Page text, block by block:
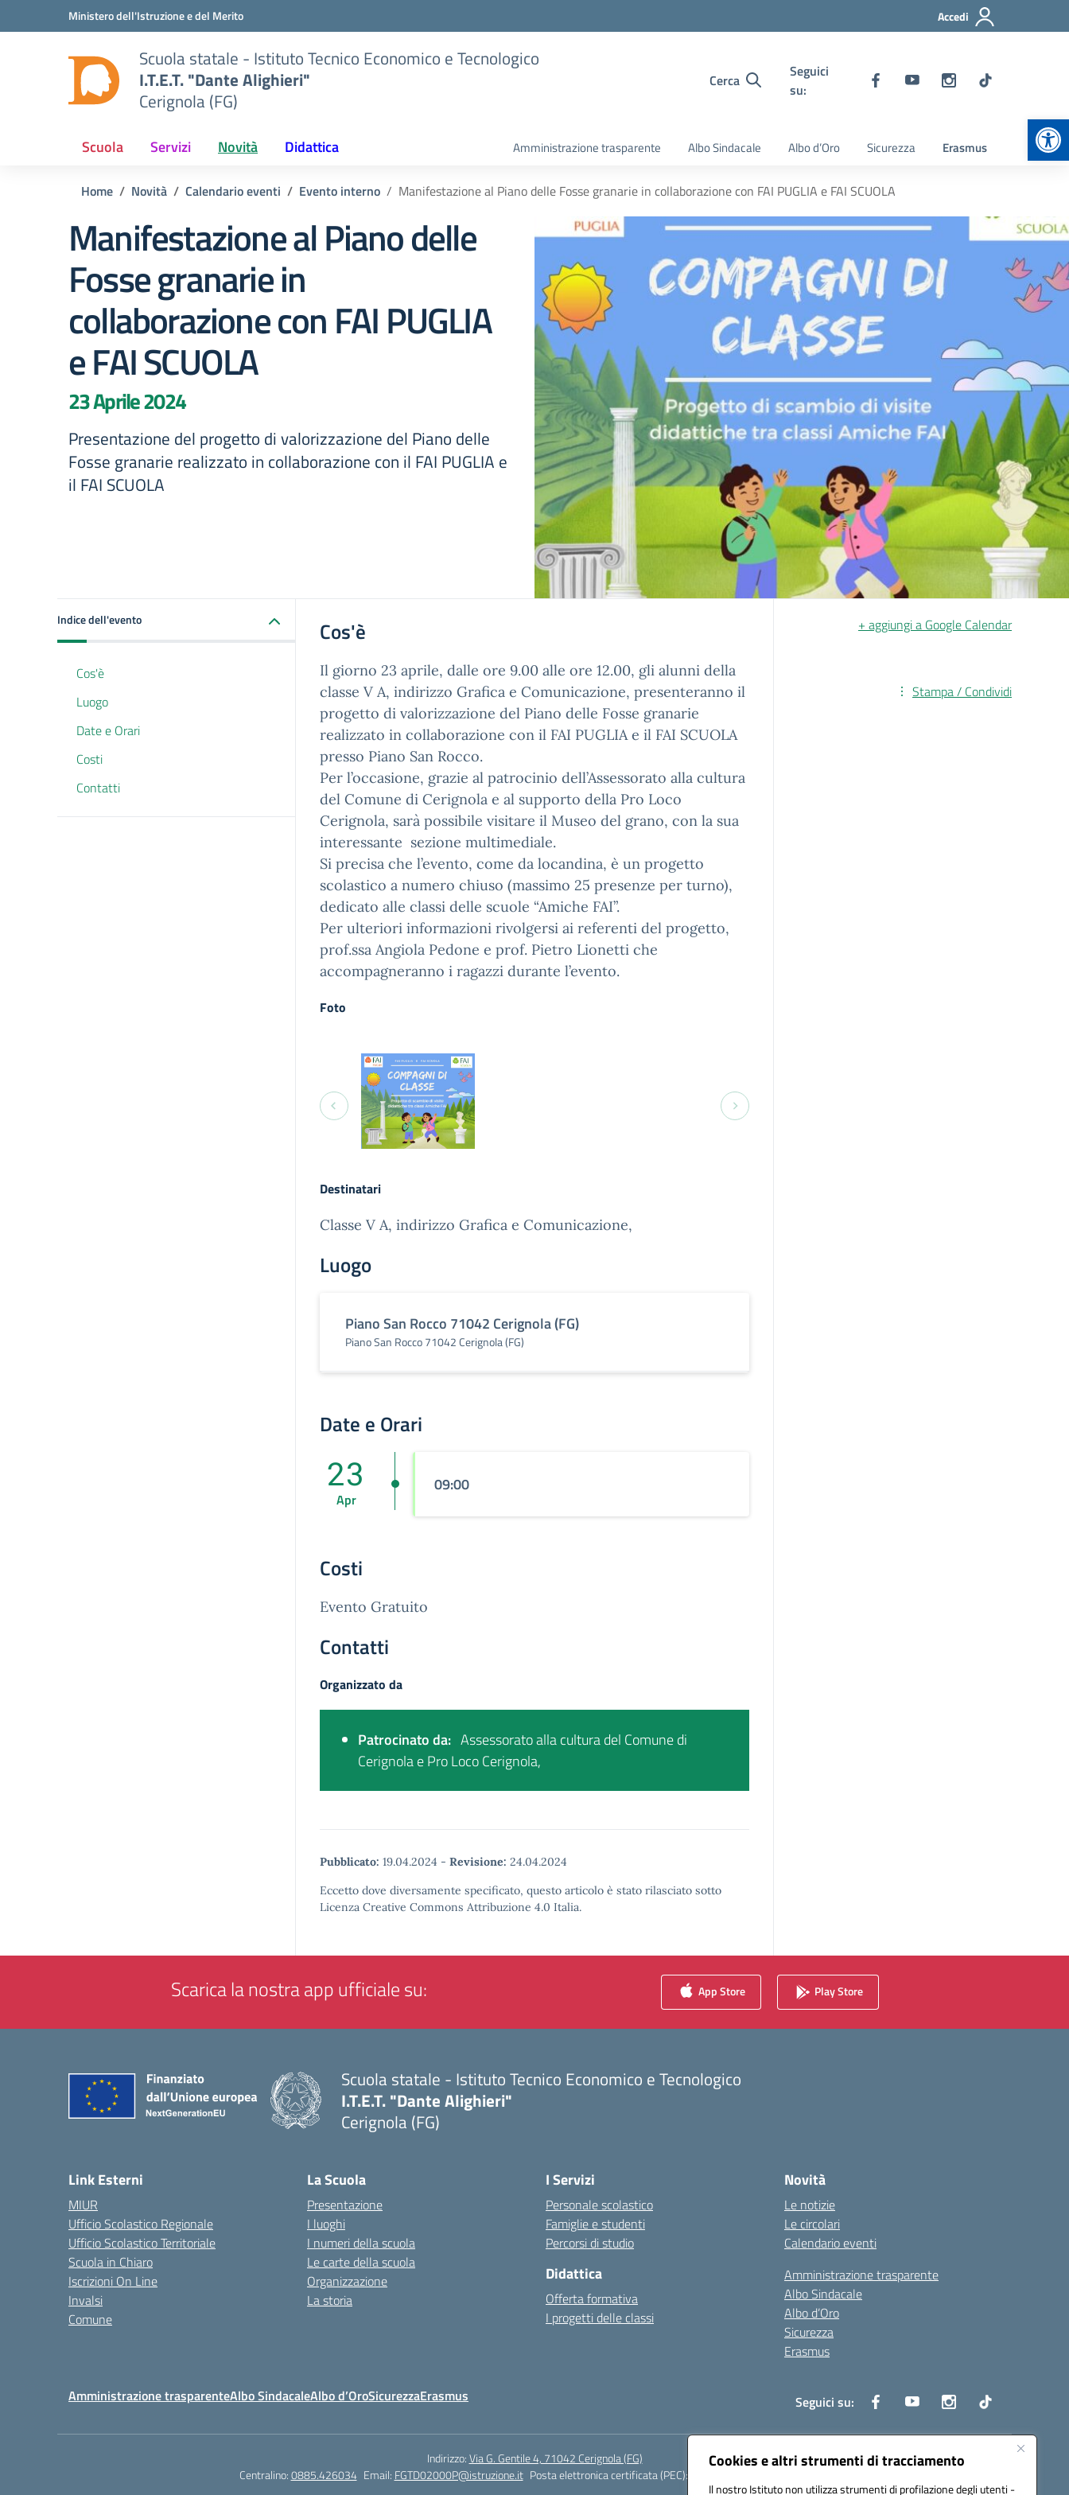
Cookies e altri strumenti di tracciamento
Il nostro Istituto non utilizza strumenti di profilazione degli utenti -
Vai ai contenuti
Vai al menu di navigazioneMinistero dell'Istruzione e del Merito Accedi
Scuola statale - Istituto Tecnico Economico e Tecnologico
I.T.E.T. "Dante Alighieri"
Cerignola (FG)
Cerca
Seguici
su:
Scuola Servizi Novità Didattica Amministrazione trasparente Albo Sindacale Albo d’Oro Sicurezza Erasmus
Home Novità Calendario eventi Evento interno Manifestazione al Piano delle Fosse granarie in collaborazione con FAI PUGLIA e FAI SCUOLA
Manifestazione al Piano delle
Fosse granarie in
collaborazione con FAI PUGLIA
e FAI SCUOLA
23 Aprile 2024
Presentazione del progetto di valorizzazione del Piano delle
Fosse granarie realizzato in collaborazione con il FAI PUGLIA e
il FAI SCUOLA
Indice dell'evento
Cos'è
Luogo
Date e Orari
Costi
Contatti
Cos'è
Il giorno 23 aprile, dalle ore 9.00 alle ore 12.00, gli alunni della
classe V A, indirizzo Grafica e Comunicazione, presenteranno il
progetto di valorizzazione del Piano delle Fosse granarie
realizzato in collaborazione con il FAI PUGLIA e il FAI SCUOLA
presso Piano San Rocco.
Per l’occasione, grazie al patrocinio dell’Assessorato alla cultura
del Comune di Cerignola e al supporto della Pro Loco
Cerignola, sarà possibile visitare il Museo del grano, con la sua
interessante sezione multimediale.
Si precisa che l’evento, come da locandina, è un progetto
scolastico a numero chiuso (massimo 25 presenze per turno),
dedicato alle classi delle scuole “Amiche FAI”.
Per ulteriori informazioni rivolgersi ai referenti del progetto,
prof.ssa Angiola Pedone e prof. Pietro Lionetti che
accompagneranno i ragazzi durante l’evento.
Foto
Destinatari
Classe V A, indirizzo Grafica e Comunicazione,
Luogo
Piano San Rocco 71042 Cerignola (FG)
Piano San Rocco 71042 Cerignola (FG)
Date e Orari
23
Apr
09:00
Costi
Evento Gratuito
Contatti
Organizzato da
Patrocinato da: Assessorato alla cultura del Comune di
Cerignola e Pro Loco Cerignola,
Pubblicato: 19.04.2024 - Revisione: 24.04.2024
Eccetto dove diversamente specificato, questo articolo è stato rilasciato sotto
Licenza Creative Commons Attribuzione 4.0 Italia.
+ aggiungi a Google Calendar
Stampa / Condividi
Scarica la nostra app ufficiale su: App Store Play Store
Scuola statale - Istituto Tecnico Economico e Tecnologico
I.T.E.T. "Dante Alighieri"
Cerignola (FG)
Link Esterni
MIUR
Ufficio Scolastico Regionale
Ufficio Scolastico Territoriale
Scuola in Chiaro
Iscrizioni On Line
Invalsi
Comune
La Scuola
Presentazione
I luoghi
I numeri della scuola
Le carte della scuola
Organizzazione
La storia
I Servizi
Personale scolastico
Famiglie e studenti
Percorsi di studio
Didattica
Offerta formativa
I progetti delle classi
Novità
Le notizie
Le circolari
Calendario eventi
Amministrazione trasparente
Albo Sindacale
Albo d’Oro
Sicurezza
Erasmus
Amministrazione trasparenteAlbo SindacaleAlbo d’OroSicurezzaErasmus Seguici su:
Indirizzo:Via G. Gentile 4, 71042 Cerignola (FG)
Centralino:0885.426034 Email: FGTD02000P@istruzione.it Posta elettronica certificata (PEC):